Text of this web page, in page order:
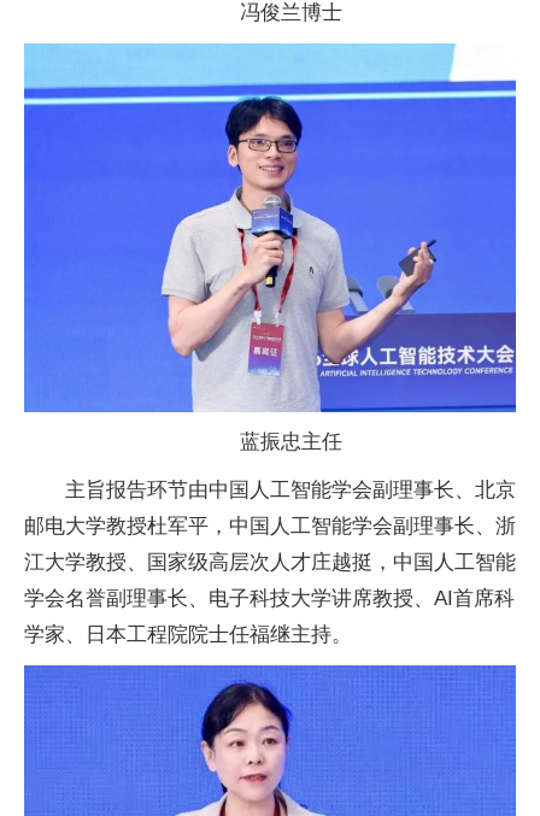
冯俊兰博士
蓝振忠主任
主旨报告环节由中国人工智能学会副理事长、北京
邮电大学教授杜军平， 中国人工智能学会副理事长、浙
江大学教授、
国家级高层次人才庄越挺， 中国人工智能
学会名誉副理事长、电子科技大学讲席教授、AI首席科
学家、日本工程院院士任福继主持。